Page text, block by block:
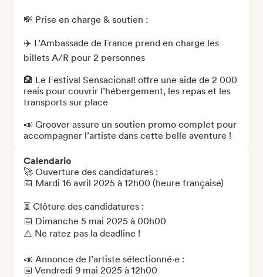
💸 Prise en charge & soutien :
✈️ L’Ambassade de France prend en charge les
billets A/R pour 2 personnes
🏨 Le Festival Sensacional! offre une aide de 2 000
reais pour couvrir l’hébergement, les repas et les
transports sur place
📣 Groover assure un soutien promo complet pour
accompagner l’artiste dans cette belle aventure !
Calendario
🚀 Ouverture des candidatures :
📅 Mardi 16 avril 2025 à 12h00 (heure française)
⏳ Clôture des candidatures :
📅 Dimanche 5 mai 2025 à 00h00
⚠️ Ne ratez pas la deadline !
📣 Annonce de l’artiste sélectionné·e :
📅 Vendredi 9 mai 2025 à 12h00